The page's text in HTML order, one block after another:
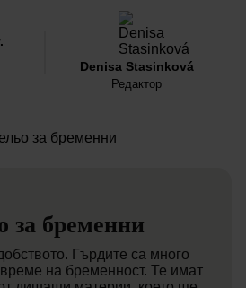
Denisa Stasinková
Редактор
за бременни
Гърдите са много
на бременност. Те имат